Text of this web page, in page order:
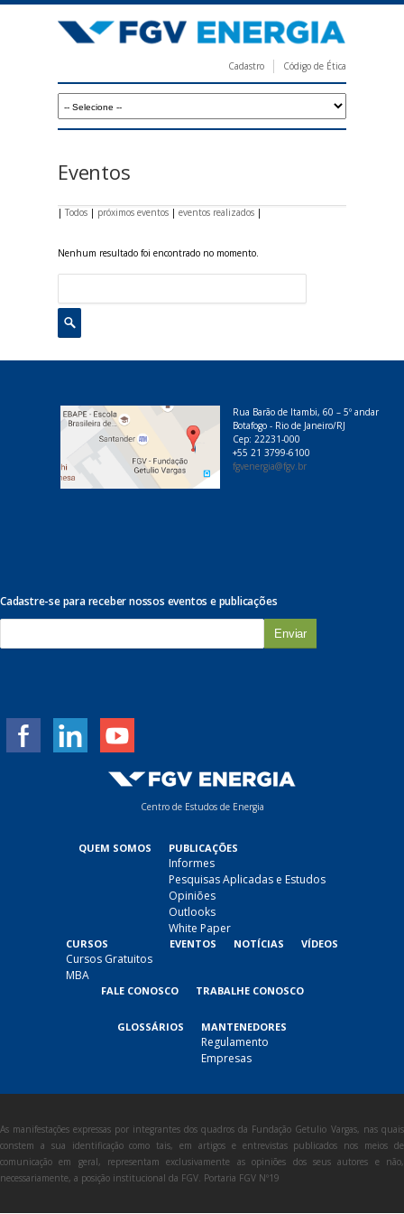
para
principal
V
e
Cadastro Código de Ética
Eventos
| Todos | próximos eventos | eventos realizados |
Nenhum resultado foi encontrado no momento.
Rua Barão de Itambi, 60 – 5º andar
Botafogo - Rio de Janeiro/RJ
Cep: 22231-000
+55 21 3799-6100
fgvenergia@fgv.br
Cadastre-se para receber nossos eventos e publicações
m
Centro de Estudos de Energia
QUEM SOMOS PUBLICAÇÕES
Informes
Pesquisas Aplicadas e Estudos
Opiniões
Outlooks
White Paper
CURSOS
Cursos Gratuitos
MBA
EVENTOS NOTÍCIAS VÍDEOS
FALE CONOSCO TRABALHE CONOSCO
GLOSSÁRIOS MANTENEDORES
Regulamento
Empresas
As manifestações expressas por integrantes dos quadros da Fundação Getulio Vargas, nas quais
constem a sua identificação como tais, em artigos e entrevistas publicados nos meios de
comunicação em geral, representam exclusivamente as opiniões dos seus autores e não,
necessariamente, a posição institucional da FGV. Portaria FGV Nº19